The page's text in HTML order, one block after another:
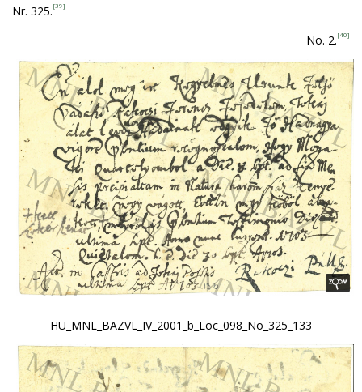
Nr. 325. [39]
No. 2. [40]
HU_MNL_BAZVL_IV_2001_b_Loc_098_No_325_133